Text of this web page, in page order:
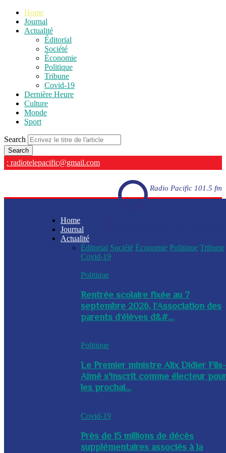
Home
Journal
Actualité
Éditorial
Société
Économie
Politique
Tribune
Covid-19
Dernière Heure
Culture
Monde
Sport
Search
: radiotelepacific@gmail.com
Radio Pacific 101.5 fm
Home
Journal
Actualité
Éditorial Société Économie Politique Tribune
Covid-19
Politique
Rentrée scolaire fixée au 7
septembre 2026, l’Association des
parents d’élèves d&#...
Politique
Le Premier ministre Alix Didier Fils-
Aimé s'inscrit comme électeur
les prochai...
Covid-19
Près de 15 millions de décès
supplémentaires associés à la